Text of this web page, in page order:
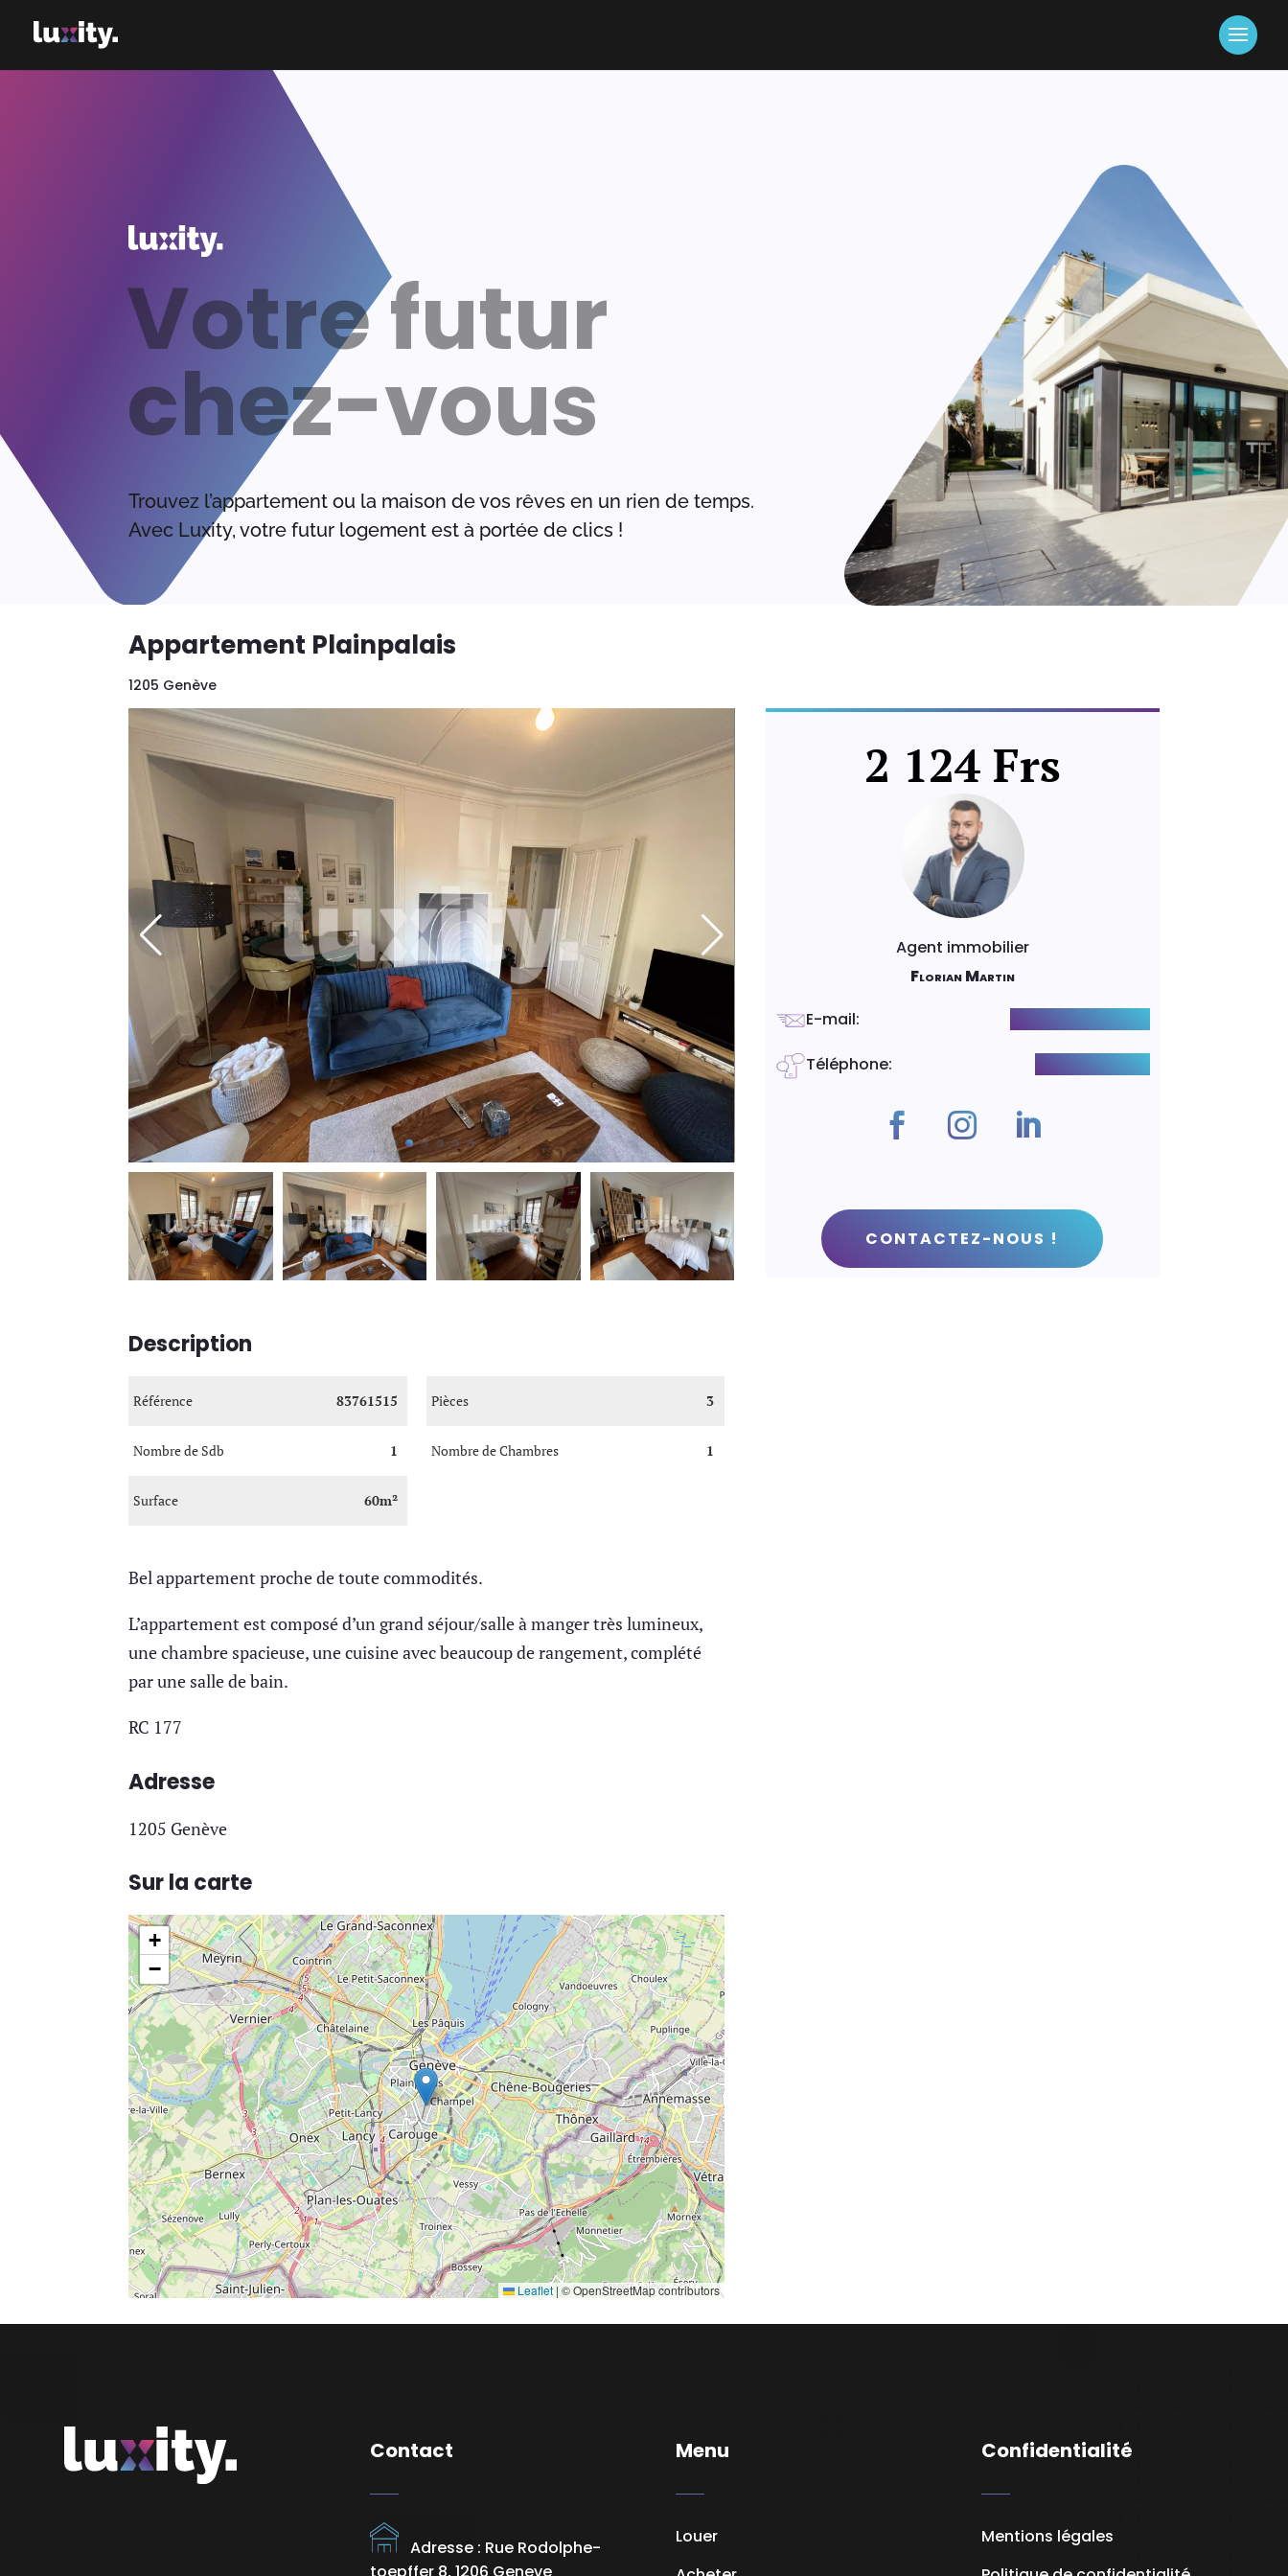
Votre futur
chez-vous
Trouvez l’appartement ou la maison de vos rêves en un rien de temps.
Avec Luxity, votre futur logement est à portée de clics !
Appartement Plainpalais
1205 Genève
2 124 Frs
Agent immobilier
Florian Martin
E-mail:
Téléphone:
CONTACTEZ-NOUS !
Description
Référence 83761515
Nombre de Sdb 1
Surface 60m²
Pièces 3
Nombre de Chambres 1
Bel appartement proche de toute commodités.
L’appartement est composé d’un grand séjour/salle à manger très lumineux,
une chambre spacieuse, une cuisine avec beaucoup de rangement, complété
par une salle de bain.
RC 177
Adresse
1205 Genève
Sur la carte
+
−
Leaflet | © OpenStreetMap contributors
Contact
Adresse : Rue Rodolphe-
toepffer 8, 1206 Geneve
Menu
Louer
Confidentialité
Mentions légales